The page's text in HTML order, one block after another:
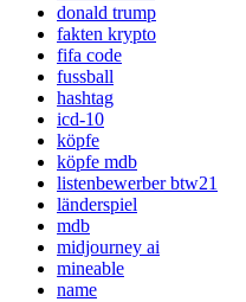
donald trump
fakten krypto
fifa code
fussball
hashtag
icd-10
köpfe
köpfe mdb
listenbewerber btw21
länderspiel
mdb
midjourney ai
mineable
name